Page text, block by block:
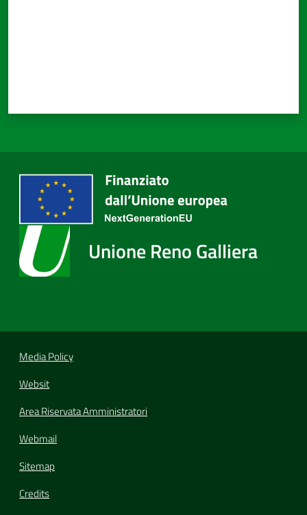
Unione Reno Galliera
Media Policy
Websit
Area Riservata Amministratori
Webmail
Sitemap
Credits